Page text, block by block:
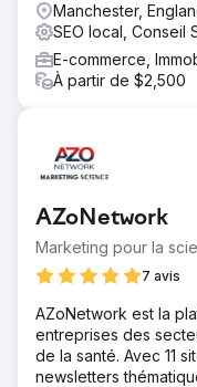
Manchester,
SEO local, Conseil
E-commerce,
À partir de $2,500
AZoNetwork
Marketing pour la
7 avis
AZoNetwork est la
entreprises des
de la santé. Avec 11
newsletters